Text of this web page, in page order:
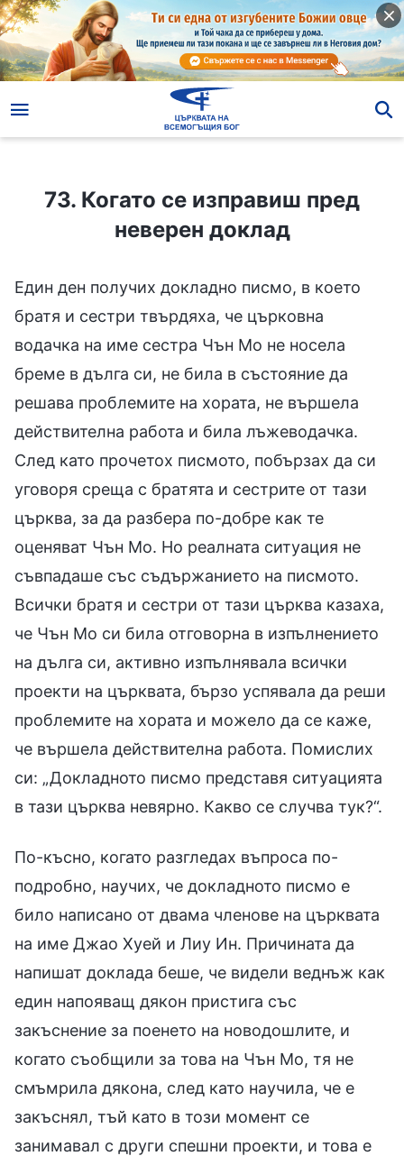
73. Когато се изправиш пред неверен доклад
73. Когато се изправиш пред
неверен доклад
Един ден получих докладно писмо, в което
братя и сестри твърдяха, че църковна
водачка на име сестра Чън Мо не носела
бреме в дълга си, не била в състояние да
решава проблемите на хората, не вършела
действителна работа и била лъжеводачка.
След като прочетох писмото, побързах да си
уговоря среща с братята и сестрите от тази
църква, за да разбера по-добре как те
оценяват Чън Мо. Но реалната ситуация не
съвпадаше със съдържанието на писмото.
Всички братя и сестри от тази църква казаха,
че Чън Мо си била отговорна в изпълнението
на дълга си, активно изпълнявала всички
проекти на църквата, бързо успявала да реши
проблемите на хората и можело да се каже,
че вършела действителна работа. Помислих
си: „Докладното писмо представя ситуацията
в тази църква невярно. Какво се случва тук?“.
По-късно, когато разгледах въпроса по-
подробно, научих, че докладното писмо е
било написано от двама членове на църквата
на име Джао Хуей и Лиу Ин. Причината да
напишат доклада беше, че видели веднъж как
един напояващ дякон пристига със
закъснение за поенето на новодошлите, и
когато съобщили за това на Чън Мо, тя не
смъмрила дякона, след като научила, че е
закъснял, тъй като в този момент се
занимавал с други спешни проекти, и това е